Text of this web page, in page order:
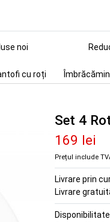
noi
cu roți
Set 4
169 lei
Prețul include
Livrare prin
Livrare